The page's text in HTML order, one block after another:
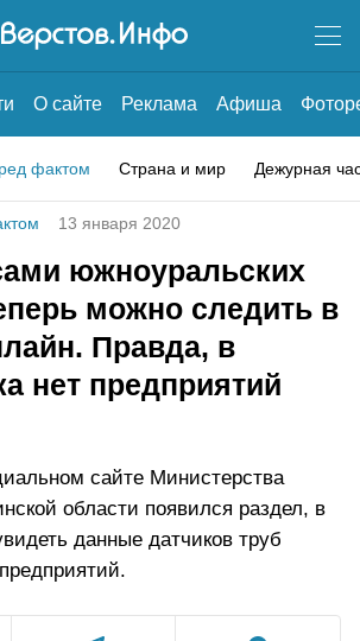
О сайте Реклама Афиша
фактом Страна и мир Дежурная
13 января 2020
южноуральских
можно следить в
Правда, в
нет предприятий
сайте Министерства
области появился раздел, в
данные датчиков труб